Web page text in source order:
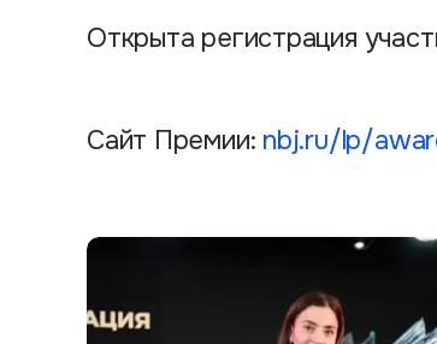
Открыта регистрация
Сайт Премии: nbj.ru/lp/